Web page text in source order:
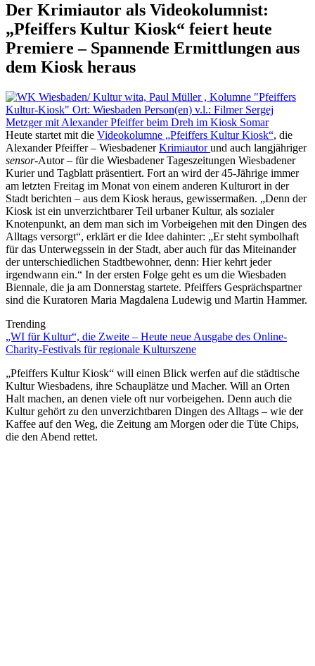
Der Krimiautor als Videokolumnist:
„Pfeiffers Kultur Kiosk“ feiert heute
Premiere – Spannende Ermittlungen aus
dem Kiosk heraus
Heute startet mit die Videokolumne „Pfeiffers Kultur Kiosk“, die
Alexander Pfeiffer – WiesbadenerKrimiautorund auch langjähriger
sensor-Autor – für die Wiesbadener Tageszeitungen Wiesbadener
Kurier und Tagblatt präsentiert. Fort an wird der 45-Jährige immer
am letzten Freitag im Monat von einem anderen Kulturort in der
Stadt berichten – aus dem Kiosk heraus, gewissermaßen. „Denn der
Kiosk ist ein unverzichtbarer Teil urbaner Kultur, als sozialer
Knotenpunkt, an dem man sich im Vorbeigehen mit den Dingen des
Alltags versorgt“, erklärt er die Idee dahinter: „Er steht symbolhaft
für das Unterwegssein in der Stadt, aber auch für das Miteinander
der unterschiedlichen Stadtbewohner, denn: Hier kehrt jeder
irgendwann ein.“ In der ersten Folge geht es um die Wiesbaden
Biennale, die ja am Donnerstag startete. Pfeiffers Gesprächspartner
sind die Kuratoren Maria Magdalena Ludewig und Martin Hammer.
Trending
„WI für Kultur“, die Zweite – Heute neue Ausgabe des Online-
Charity-Festivals für regionale Kulturszene
„Pfeiffers Kultur Kiosk“ will einen Blick werfen auf die städtische
Kultur Wiesbadens, ihre Schauplätze und Macher. Will an Orten
Halt machen, an denen viele oft nur vorbeigehen. Denn auch die
Kultur gehört zu den unverzichtbaren Dingen des Alltags – wie der
Kaffee auf den Weg, die Zeitung am Morgen oder die Tüte Chips,
die den Abend rettet.